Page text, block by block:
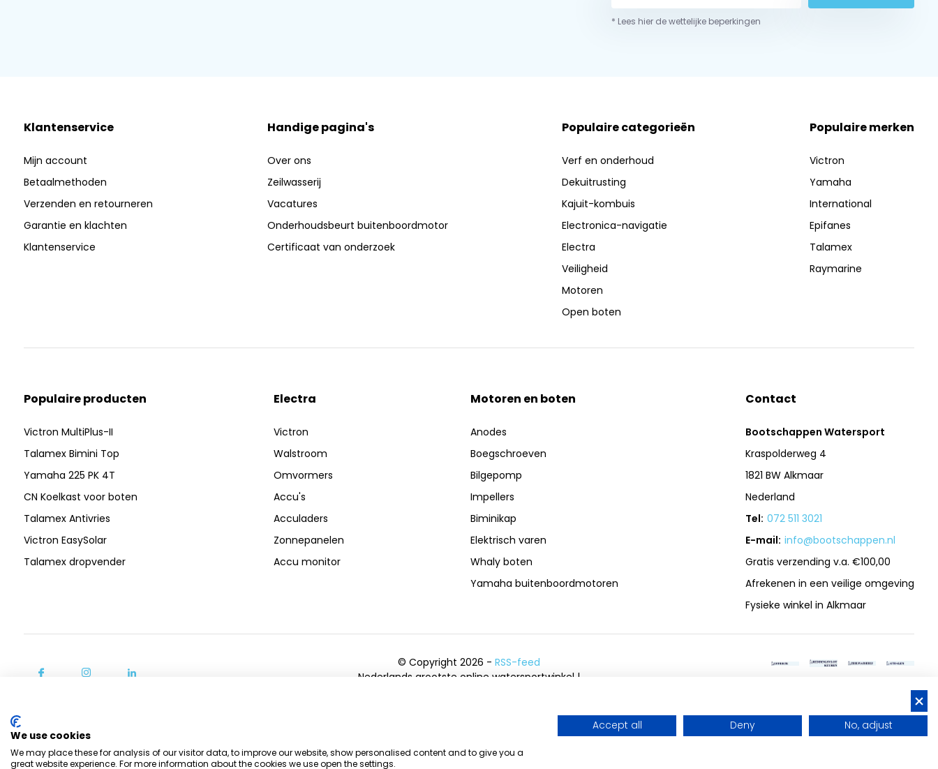
* Lees hier de wettelijke beperkingen
Klantenservice
Mijn account
Betaalmethoden
Verzenden en retourneren
Garantie en klachten
Klantenservice
Handige pagina's
Over ons
Zeilwasserij
Vacatures
Onderhoudsbeurt buitenboordmotor
Certificaat van onderzoek
Populaire categorieën
Verf en onderhoud
Dekuitrusting
Kajuit-kombuis
Electronica-navigatie
Electra
Veiligheid
Motoren
Open boten
Populaire merken
Victron
Yamaha
International
Epifanes
Talamex
Raymarine
Populaire producten
Victron MultiPlus-II
Talamex Bimini Top
Yamaha 225 PK 4T
CN Koelkast voor boten
Talamex Antivries
Victron EasySolar
Talamex dropvender
Electra
Victron
Walstroom
Omvormers
Accu's
Acculaders
Zonnepanelen
Accu monitor
Motoren en boten
Anodes
Boegschroeven
Bilgepomp
Impellers
Biminikap
Elektrisch varen
Whaly boten
Yamaha buitenboordmotoren
Contact
Bootschappen Watersport
Kraspolderweg 4
1821 BW Alkmaar
Nederland
Tel: 072 511 3021
E-mail: info@bootschappen.nl
Gratis verzending v.a. €100,00
Afrekenen in een veilige omgeving
Fysieke winkel in Alkmaar
© Copyright 2026 - RSS-feed
Nederlands grootste online watersportwinkel |
We use cookies
We may place these for analysis of our visitor data, to improve our website, show personalised content and to give you a
great website experience. For more information about the cookies we use open the settings.
Accept all Deny No, adjust